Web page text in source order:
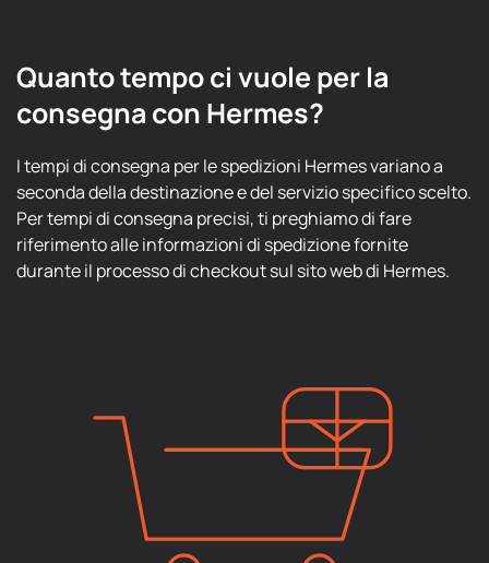
Quanto tempo ci vuole per la
consegna con Hermes?
I tempi di consegna per le spedizioni Hermes variano a
seconda della destinazione e del servizio specifico scelto.
Per tempi di consegna precisi, ti preghiamo di fare
riferimento alle informazioni di spedizione fornite
durante il processo di checkout sul sito web di Hermes.